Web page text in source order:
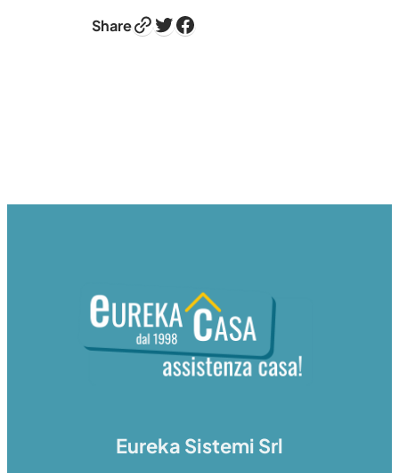
ShareLink Twitter Facebook
Eureka Sistemi Srl